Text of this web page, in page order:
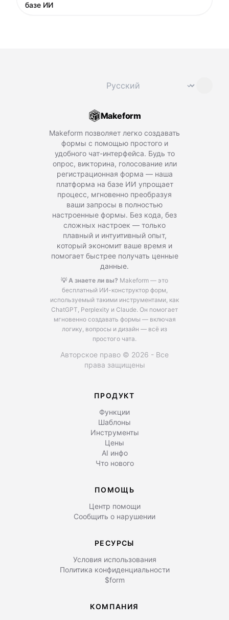
базе ИИ
⌄
Makeform
Makeform позволяет легко создавать
формы с помощью простого и
удобного чат-интерфейса. Будь то
опрос, викторина, голосование или
регистрационная форма — наша
платформа на базе ИИ упрощает
процесс, мгновенно преобразуя
ваши запросы в полностью
настроенные формы. Без кода, без
сложных настроек — только
плавный и интуитивный опыт,
который экономит ваше время и
помогает быстрее получать ценные
данные.
💡 А знаете ли вы? Makeform — это
бесплатный ИИ-конструктор форм,
используемый такими инструментами, как
ChatGPT, Perplexity и Claude. Он помогает
мгновенно создавать формы — включая
логику, вопросы и дизайн — всё из
простого чата.
Авторское право © 2026 - Все
права защищены
ПРОДУКТ
Функции
Шаблоны
Инструменты
Цены
AI инфо
Что нового
ПОМОЩЬ
Центр помощи
Сообщить о нарушении
РЕСУРСЫ
Условия использования
Политика конфиденциальности
$form
КОМПАНИЯ